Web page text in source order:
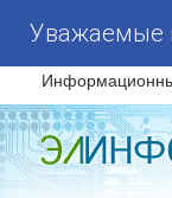
Уважаемые